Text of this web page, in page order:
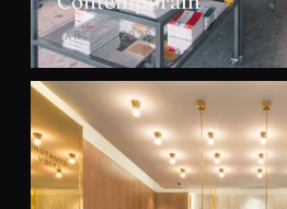
PARIS · 2020